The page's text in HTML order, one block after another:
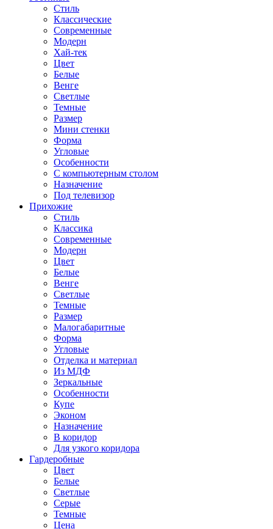
Стиль
Классические
Современные
Модерн
Хай-тек
Цвет
Белые
Венге
Светлые
Темные
Размер
Мини стенки
Форма
Угловые
Особенности
С компьютерным столом
Назначение
Под телевизор
Прихожие
Стиль
Классика
Современные
Модерн
Цвет
Белые
Венге
Светлые
Темные
Размер
Малогабаритные
Форма
Угловые
Отделка и материал
Из МДФ
Зеркальные
Особенности
Купе
Эконом
Назначение
В коридор
Для узкого коридора
Гардеробные
Цвет
Белые
Светлые
Серые
Темные
Цена